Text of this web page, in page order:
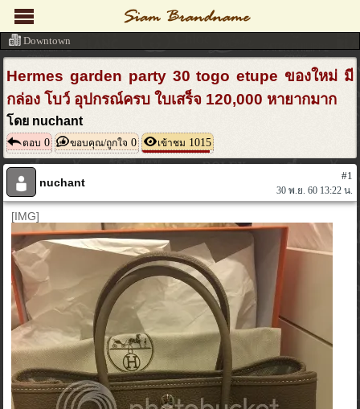
Hermes garden party 30 togo etupe ของใหม่ มี
กล่อง โบว์ อุปกรณ์ครบ ใบเสร็จ 120,000 หายากมาก
โดย nuchant
ตอบ 0 ขอบคุณ/ถูกใจ 0 เข้าชม 1015
nuchant
#1
30 พ.ย. 60 13:22 น.
[IMG]
Downtown